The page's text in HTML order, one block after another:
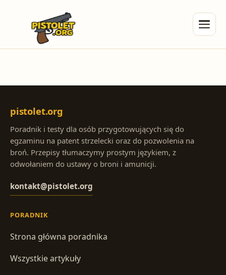
pistolet.org
Poradnik i testy dla osób przygotowujących się do
egzaminu na patent strzelecki oraz do pozwolenia na
broń. Przepisy tłumaczymy prostym językiem, z
odwołaniem do ustawy o broni i amunicji.
kontakt@pistolet.org
PORADNIK
Strona główna poradnika
Wszystkie artykuły